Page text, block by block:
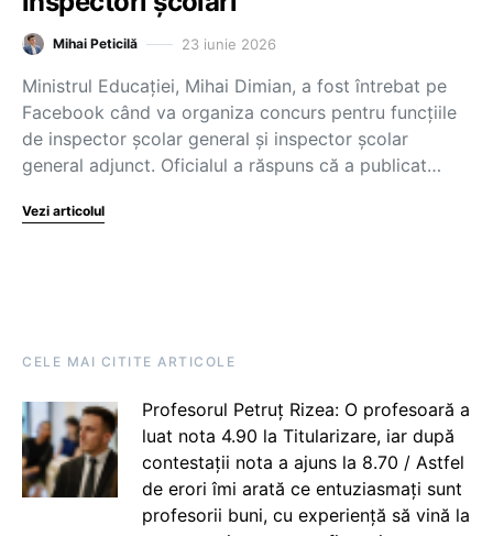
Mihai Peticilă 23 iunie 2026
Ministrul Educației, Mihai Dimian, a fost întrebat pe
Facebook când va organiza concurs pentru funcțiile
de inspector școlar general și inspector școlar
general adjunct. Oficialul a răspuns că a publicat…
Vezi articolul
CELE MAI CITITE ARTICOLE
Profesorul Petruț Rizea: O profesoară a
luat nota 4.90 la Titularizare, iar după
contestații nota a ajuns la 8.70 / Astfel
de erori îmi arată ce entuziasmați sunt
profesorii buni, cu experiență să vină la